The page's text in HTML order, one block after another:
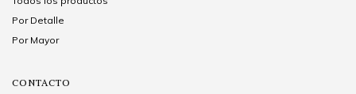
Por Detalle
Por Mayor
CONTACTO